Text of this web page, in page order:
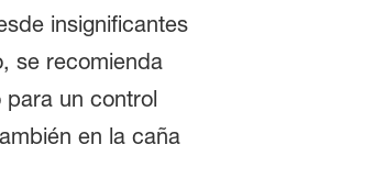
insignificantes
se recomienda
un control
en la caña